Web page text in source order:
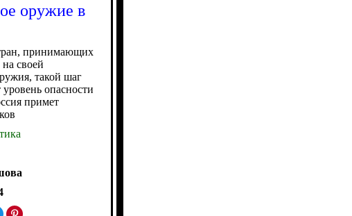
оружие в
принимающих
своей
такой шаг
опасности
примет